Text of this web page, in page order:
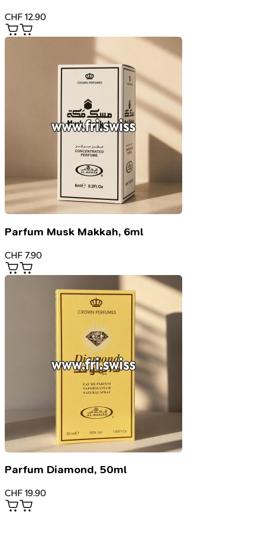
CHF 12.90
Parfum Musk Makkah, 6ml
CHF 7.90
Parfum Diamond, 50ml
CHF 19.90